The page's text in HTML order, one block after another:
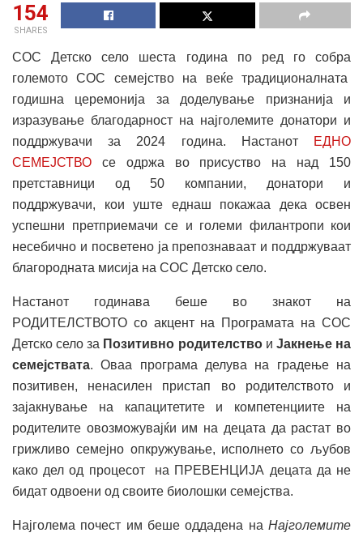
154
SHARES
СОС Детско село шеста година по ред го собра
големото СОС семејство на веќе традиционалната
годишна церемонија за доделување признанија и
изразување благодарност на најголемите донатори и
поддржувачи за 2024 година. Настанот
ЕДНО
СЕМЕЈСТВО се одржа во присуство на над 150
претставници од 50 компании, донатори и
поддржувачи, кои уште еднаш покажаа дека освен
успешни претприемачи се и големи филантропи кои
несебично и посветено ја препознаваат и поддржуваат
благородната мисија на СОС Детско село.
Настанот годинава беше во знакот на
РОДИТЕЛСТВОТО со акцент на Програмата на СОС
Детско село за Позитивно родителствои Јакнење на
семејствата. Оваа програма делува на градење на
позитивен, ненасилен пристап во родителството и
зајакнување на капацитетите и компетенциите на
родителите овозможувајќи им на децата да растат во
грижливо семејно опкружување, исполнето со љубов
како дел од процесот на ПРЕВЕНЦИЈА децата да не
бидат одвоени од своите биолошки семејства.
Најголема почест им беше оддадена на Најголемите